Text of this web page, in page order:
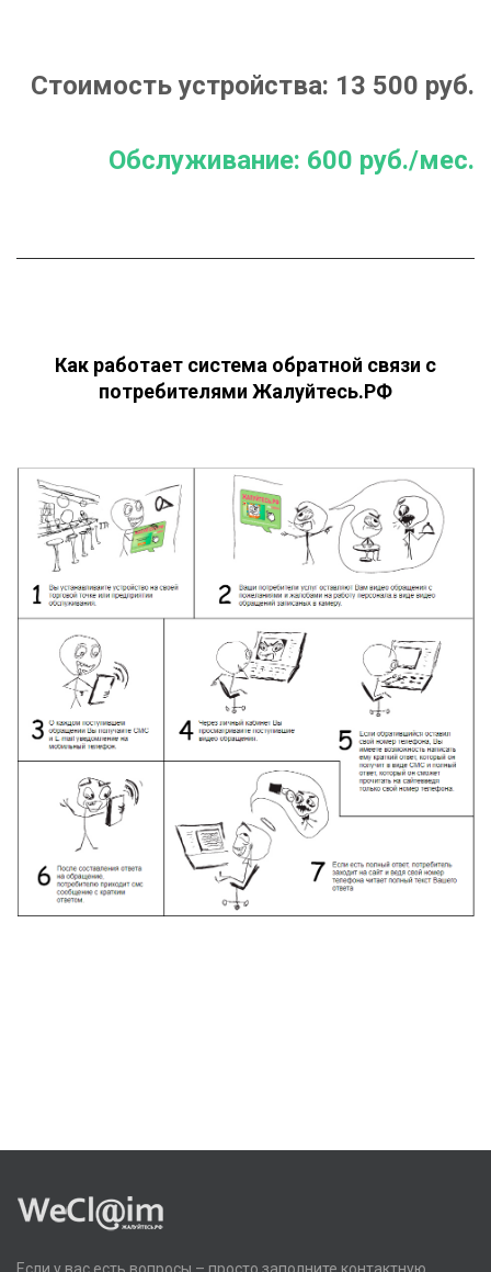
Стоимость устройства: 13 500 руб.
Обслуживание: 600 руб./мес.
Как работает система обратной связи с
потребителями Жалуйтесь.РФ
Если у вас есть вопросы – просто заполните контактную